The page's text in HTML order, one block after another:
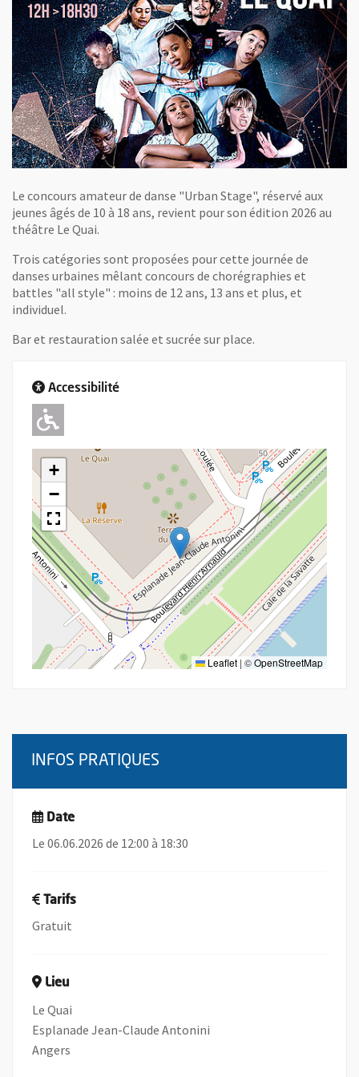
Le concours amateur de danse "Urban Stage", réservé aux
jeunes âgés de 10 à 18 ans, revient pour son édition 2026 au
théâtre Le Quai.
Trois catégories sont proposées pour cette journée de
danses urbaines mêlant concours de chorégraphies et
battles "all style" : moins de 12 ans, 13 ans et plus, et
individuel.
Bar et restauration salée et sucrée sur place.
Accessibilité
Adapté pour l'handicap Moteur
+
−
Leaflet | ©OpenStreetMap
INFOS PRATIQUES
Date
Le 06.06.2026 de 12:00 à 18:30
Tarifs
Gratuit
Lieu
Le Quai
Esplanade Jean-Claude Antonini
Angers